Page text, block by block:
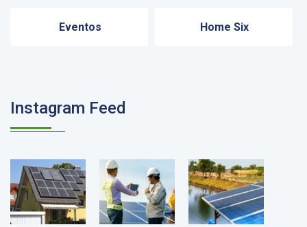
Eventos Home Six
Instagram Feed